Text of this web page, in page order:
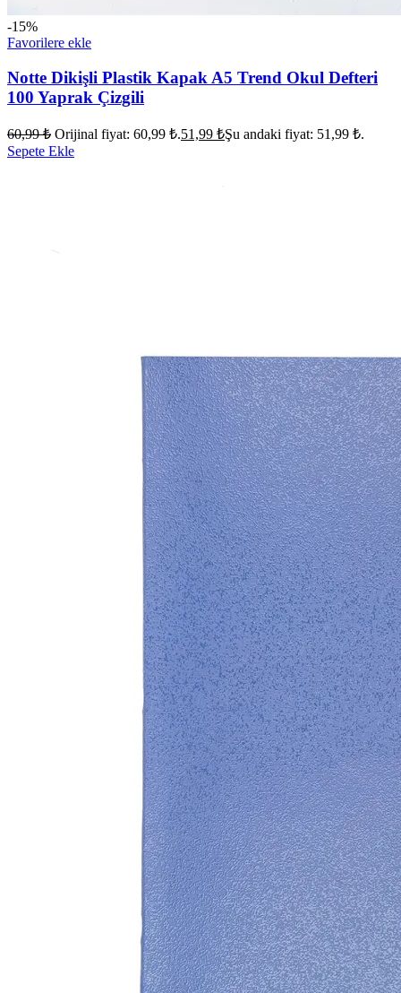
-15%
Favorilere ekle
Notte Dikişli Plastik Kapak A5 Trend Okul Defteri
100 Yaprak Çizgili
60,99₺ Orijinal fiyat: 60,99 ₺.51,99 ₺Şu andaki fiyat: 51,99 ₺.
Sepete Ekle